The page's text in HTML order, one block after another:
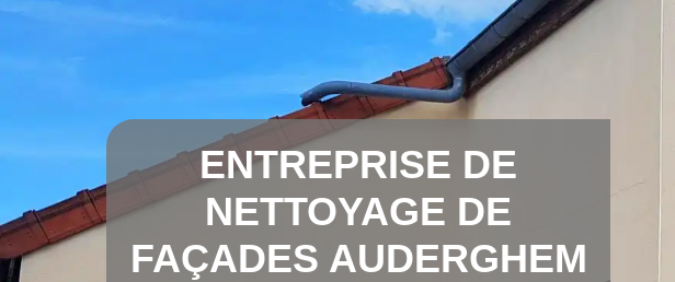
ENTREPRISE DE
NETTOYAGE DE
FAÇADES AUDERGHEM